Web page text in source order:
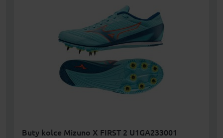
Buty kolce Mizuno X FIRST 2 U1GA233001